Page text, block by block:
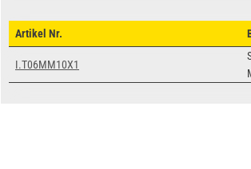
Artikel Nr.
I.T06MM10X1